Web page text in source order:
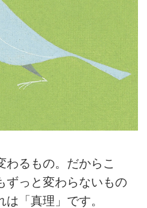
わるもの。だからこ
ずっと変わらないもの
「真理」です。